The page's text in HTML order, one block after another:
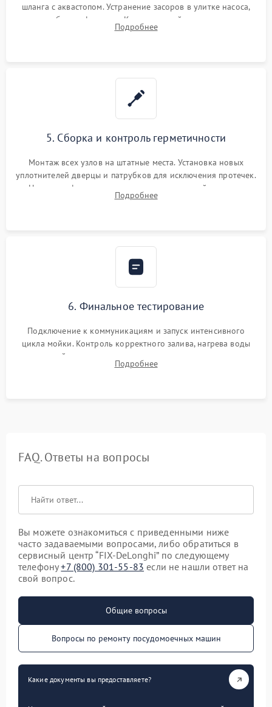
шланга с аквастопом. Устранение засоров в улитке насоса,
патрубках и фильтрах. Компонентный ремонт платы
управления, восстановление поврежденной проводки.
Подробнее
5. Сборка и контроль герметичности
Монтаж всех узлов на штатные места. Установка новых
уплотнителей дверцы и патрубков для исключения протечек.
Надежная фиксация хомутов гидравлической системы,
сборка корпуса и установка датчика поплавка.
Подробнее
6. Финальное тестирование
Подключение к коммуникациям и запуск интенсивного
цикла мойки. Контроль корректного залива, нагрева воды
до нужной температуры, отсутствия посторонних шумов,
штатного слива и абсолютной сухости в поддоне.
Подробнее
FAQ. Ответы на вопросы
Вы можете ознакомиться с приведенными ниже
часто задаваемыми вопросами, либо обратиться в
сервисный центр “FIX-DeLonghi” по следующему
телефону+7 (800) 301-55-83 если не нашли ответ на
свой вопрос.
Общие вопросы
Вопросы по ремонту посудомоечных машин
Какие документы вы предоставляете?